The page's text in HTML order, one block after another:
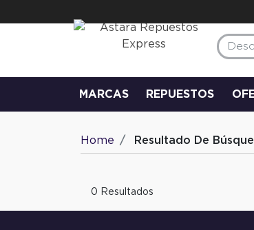
MARCAS REPUESTOS
Home Resultado De
0 Resultados